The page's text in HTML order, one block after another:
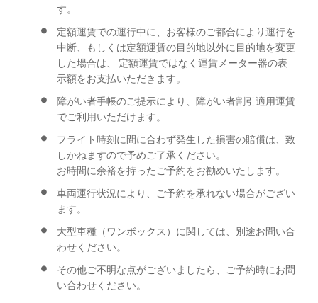
す。
定額運賃での運行中に、お客様のご都合により運行を
中断、もしくは定額運賃の目的地以外に目的地を変更
した場合は、 定額運賃ではなく運賃メーター器の表
示額をお支払いただきます。
障がい者手帳のご提示により、障がい者割引適用運賃
でご利用いただけます。
フライト時刻に間に合わず発生した損害の賠償は、致
しかねますので予めご了承ください。
お時間に余裕を持ったご予約をお勧めいたします。
車両運行状況により、ご予約を承れない場合がござい
ます。
大型車種（ワンボックス）に関しては、別途お問い合
わせください。
その他ご不明な点がございましたら、ご予約時にお問
い合わせください。